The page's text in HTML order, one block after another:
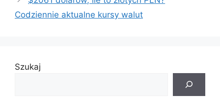
Codziennie aktualne kursy walut
Szukaj